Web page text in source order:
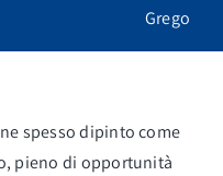
Grego
spesso dipinto come
pieno di opportunità